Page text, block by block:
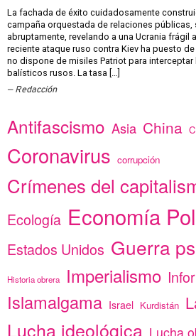
La fachada de éxito cuidadosamente
campaña orquestada de relaciones públicas,
abruptamente, revelando a una Ucrania frágil
reciente ataque ruso contra Kiev ha puesto
no dispone de misiles Patriot para
balísticos rusos. La tasa […]
Redacción
Antifascismo Asia China
Coronavirus corrupción
Crímenes del
Ecología Economía
Estados Unidos Guerra
Historia obrera Imperialismo
Islamalgama Israel Kurdistán
Lucha ideológica Lucha